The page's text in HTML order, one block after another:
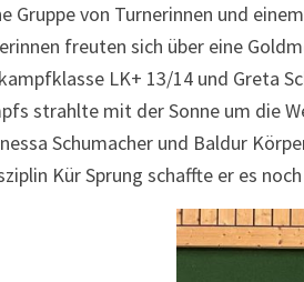
Gruppe von Turnerinnen und
freuten sich über eine
LK+ 13/14 und Greta
strahlte mit der Sonne um die
Schumacher und Baldur
Kür Sprung schaffte er es